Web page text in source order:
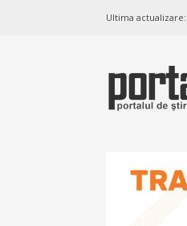
Ultima actualizare: